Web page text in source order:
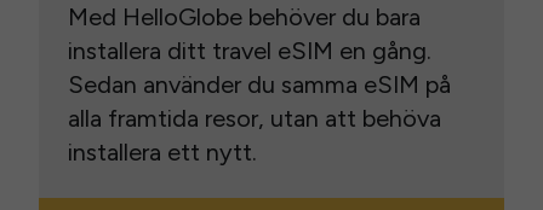
Med HelloGlobe behöver du bara
installera ditt travel eSIM en gång.
Sedan använder du samma eSIM på
alla framtida resor, utan att behöva
installera ett nytt.